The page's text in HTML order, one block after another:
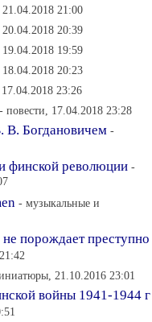
21:00
20:39
19:59
20:23
23:26
- повести, 17.04.2018 23:28
В. Богдановичем -
финской революции -
- музыкальные и
порождает преступно
21.10.2016 23:01
войны 1941-1944 г